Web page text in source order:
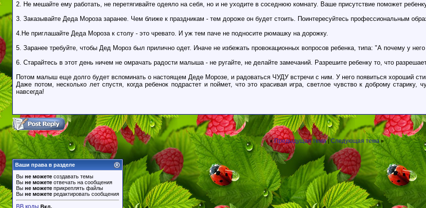
2. Не мешайте ему работать, не перетягивайте одеяло на себя, но и не уходите в соседнюю комнату. Ваше присутствие поможет
3. Заказывайте Деда Мороза заранее. Чем ближе к праздникам - тем дороже он будет стоить. Поинтересуйтесь профессиональным
4.Не приглашайте Деда Мороза к столу - это чревато. И уж тем паче не подносите рюмашку на дорожку.
5. Заранее требуйте, чтобы Дед Мороз был прилично одет. Иначе не избежать провокационных вопросов ребенка, типа: "А почему у
6. Старайтесь в этот день ничем не омрачать радости малыша - не ругайте, не делайте замечаний. Разрешите ребенку то, что
Потом малыш еще долго будет вспоминать о настоящем Деде Морозе, и радоваться ЧУДУ встречи с ним. У него появиться хороший
Даже потом, несколько лет спустя, когда ребенок подрастет и поймет, что это красивая игра, светлое чувство к доброму
навсегда!
« Предыдущая тема| Следующая тема »
Ваши права в разделе
Вы не можете создавать темы
Вы не можете отвечать на сообщения
Вы не можете прикреплять файлы
Вы не можете редактировать сообщения
BB коды Вкл.